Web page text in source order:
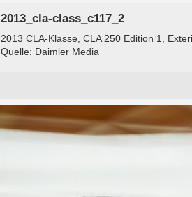
2013_cla-class_c117_2
2013 CLA-Klasse, CLA 250 Edition 1,
Quelle: Daimler Media